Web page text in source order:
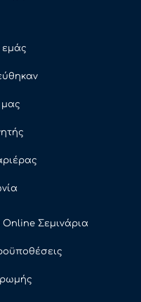
εμάς
Σεμινάρια